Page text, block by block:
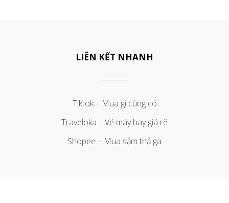
LIÊN KẾT NHANH
Tiktok – Mua gì cũng có
Traveloka – Vé máy bay giá rẽ
Shopee – Mua sắm thả ga